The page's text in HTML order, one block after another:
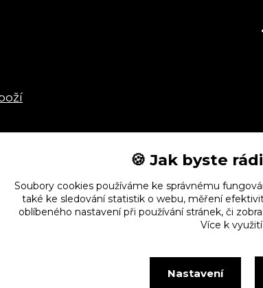
🍪 Jak byste
Soubory cookies používáme ke správnému
také ke sledování statistik o webu, měření
oblíbeného nastavení při používání stránek, či
Více k
Nastavení